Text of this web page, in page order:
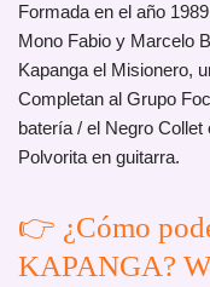
Formada en el año
Mono Fabio y Marcelo
Kapanga el Misionero,
Completan al Grupo
batería / el Negro
Polvorita en guitarra.
👉 ¿Cómo
KAPANGA?